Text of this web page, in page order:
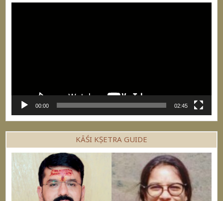
00:00 02:45
KĀŚI KṢETRA GUIDE